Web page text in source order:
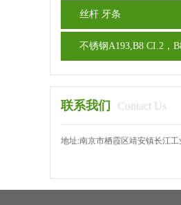
丝杆 牙条
不锈钢A193,B8 CI.2，
联系我们 Contact Us
地址:南京市栖霞区靖安镇长江工